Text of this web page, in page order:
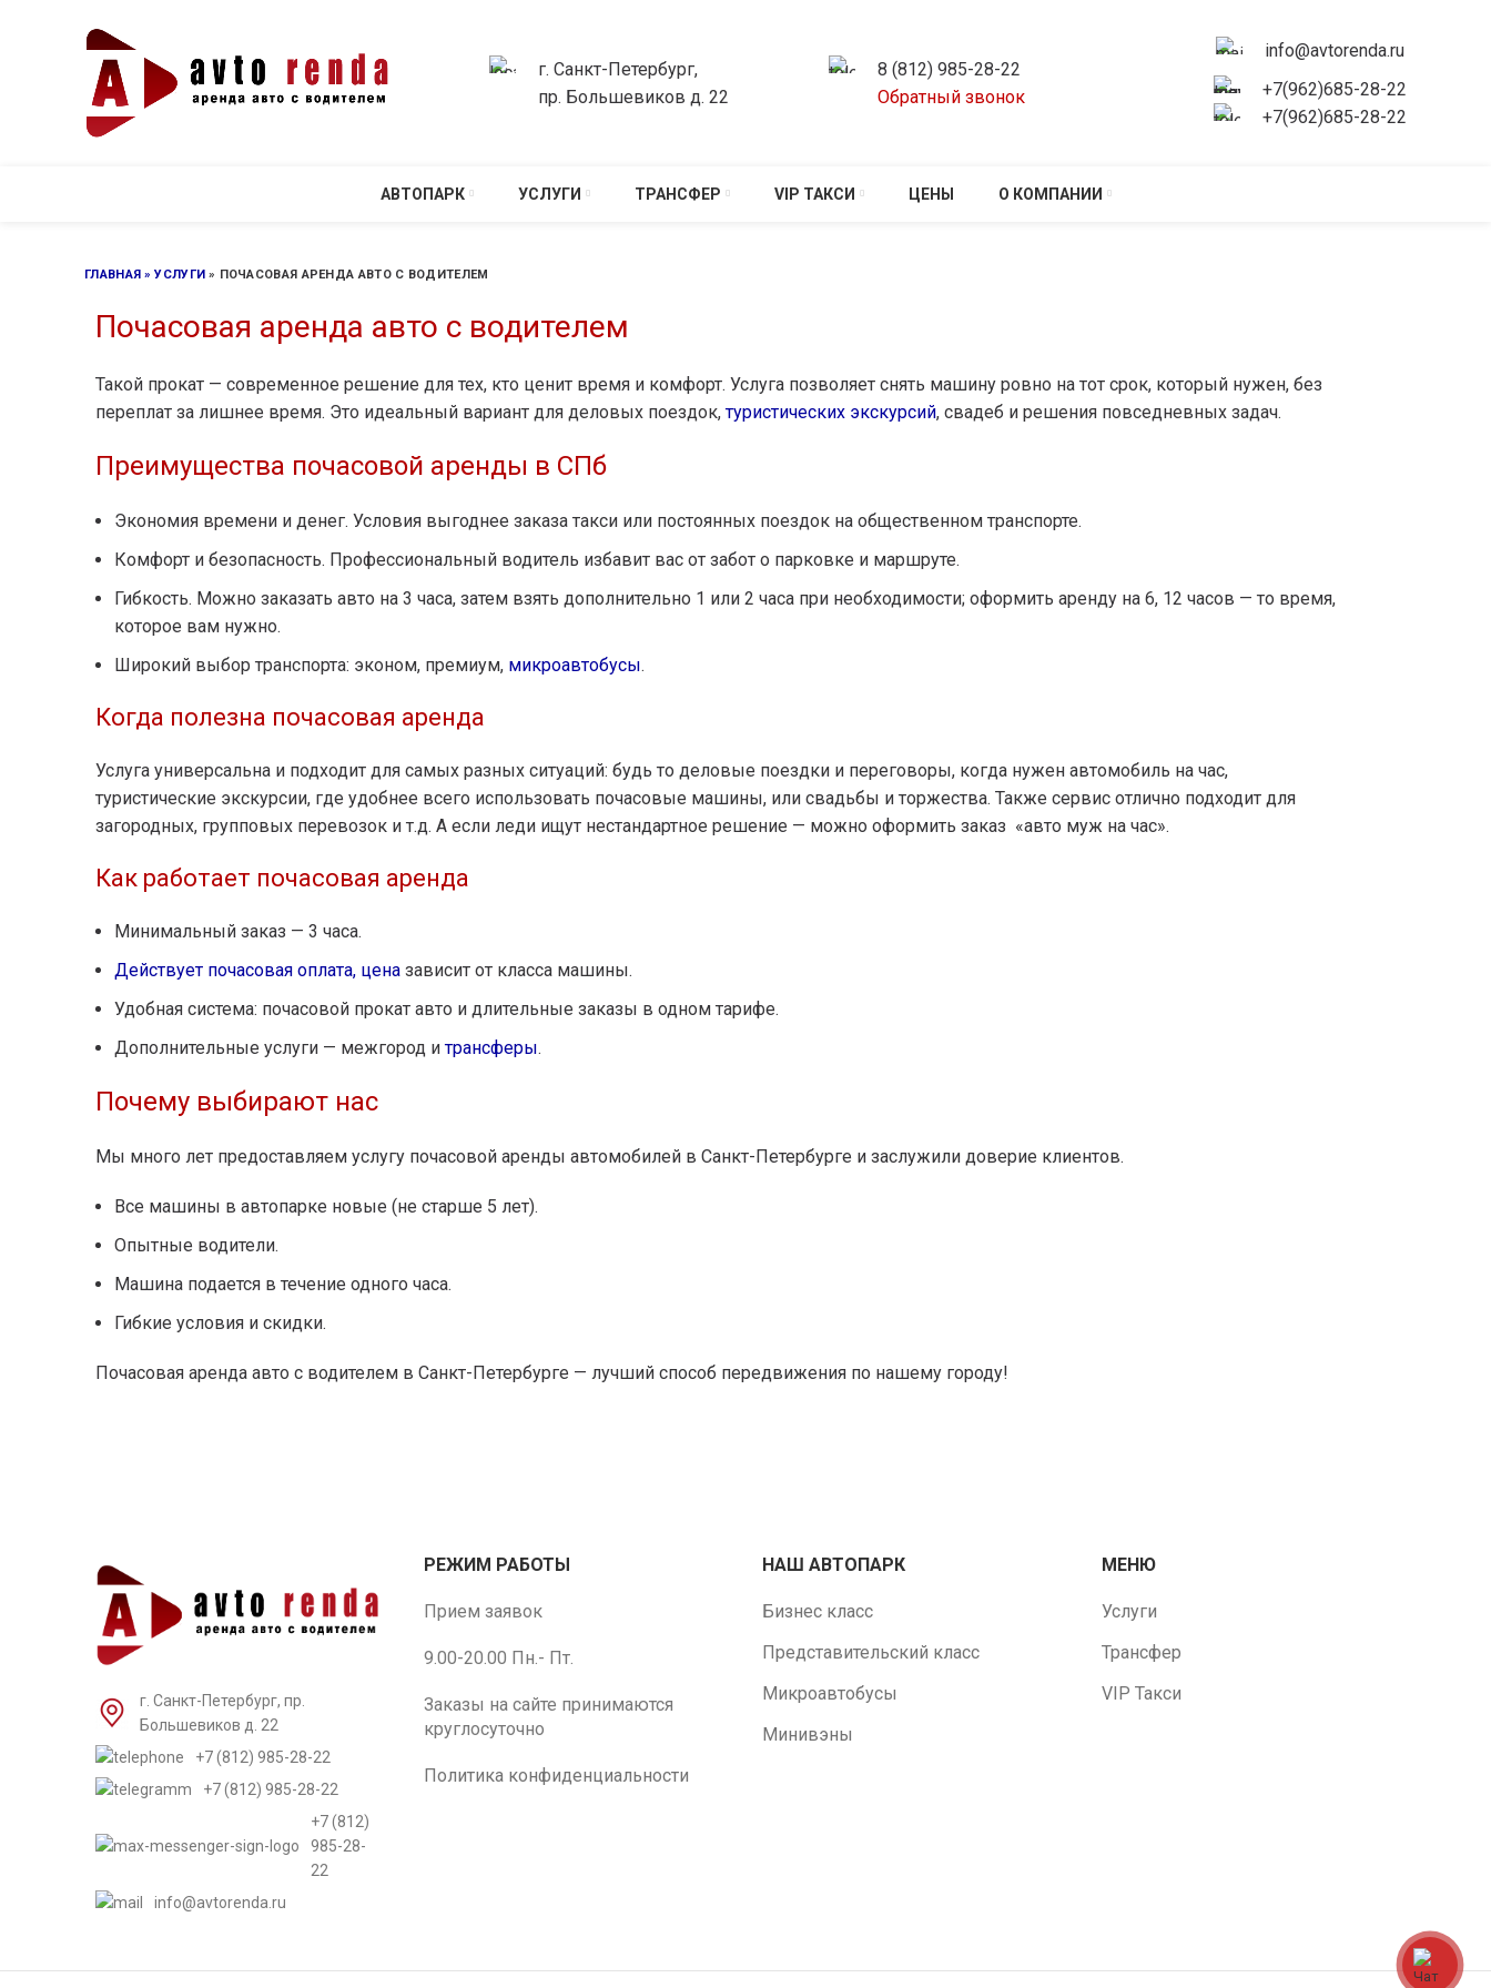
г. Санкт-Петербург,
пр. Большевиков д. 22
8 (812) 985-28-22
Обратный звонок
info@avtorenda.ru
+7(962)685-28-22
+7(962)685-28-22
АВТОПАРК УСЛУГИ ТРАНСФЕР VIP ТАКСИ ЦЕНЫ О КОМПАНИИ
ГЛАВНАЯ УСЛУГИ ПОЧАСОВАЯ АРЕНДА АВТО С ВОДИТЕЛЕМ
Почасовая аренда авто с водителем
Такой прокат — современное решение для тех, кто ценит время и комфорт. Услуга позволяет снять машину ровно на тот срок, который нужен, без
переплат за лишнее время. Это идеальный вариант для деловых поездок,туристических экскурсий, свадеб и решения повседневных задач.
Преимущества почасовой аренды в СПб
Экономия времени и денег. Условия выгоднее заказа такси или постоянных поездок на общественном транспорте.
Комфорт и безопасность. Профессиональный водитель избавит вас от забот о парковке и маршруте.
Гибкость. Можно заказать авто на 3 часа, затем взять дополнительно 1 или 2 часа при необходимости; оформить аренду на 6, 12 часов — то время,
которое вам нужно.
Широкий выбор транспорта: эконом, премиум, микроавтобусы.
Когда полезна почасовая аренда
Услуга универсальна и подходит для самых разных ситуаций: будь то деловые поездки и переговоры, когда нужен автомобиль на час,
туристические экскурсии, где удобнее всего использовать почасовые машины, или свадьбы и торжества. Также сервис отлично подходит для
загородных, групповых перевозок и т.д. А если леди ищут нестандартное решение — можно оформить заказ «авто муж на час».
Как работает почасовая аренда
Минимальный заказ — 3 часа.
Действует почасовая оплата, цена зависит от класса машины.
Удобная система: почасовой прокат авто и длительные заказы в одном тарифе.
Дополнительные услуги — межгород итрансферы.
Почему выбирают нас
Мы много лет предоставляем услугу почасовой аренды автомобилей в Санкт-Петербурге и заслужили доверие клиентов.
Все машины в автопарке новые (не старше 5 лет).
Опытные водители.
Машина подается в течение одного часа.
Гибкие условия и скидки.
Почасовая аренда авто с водителем в Санкт-Петербурге — лучший способ передвижения по нашему городу!
г. Санкт-Петербург, пр.
Большевиков д. 22
+7 (812) 985-28-22
+7 (812) 985-28-22
+7 (812)
985-28-
22
info@avtorenda.ru
РЕЖИМ РАБОТЫ
Прием заявок
9.00-20.00 Пн.- Пт.
Заказы на сайте принимаются
круглосуточно
Политика конфиденциальности
НАШ АВТОПАРК
Бизнес класс
Представительский класс
Микроавтобусы
Минивэны
МЕНЮ
Услуги
Трансфер
VIP Такси